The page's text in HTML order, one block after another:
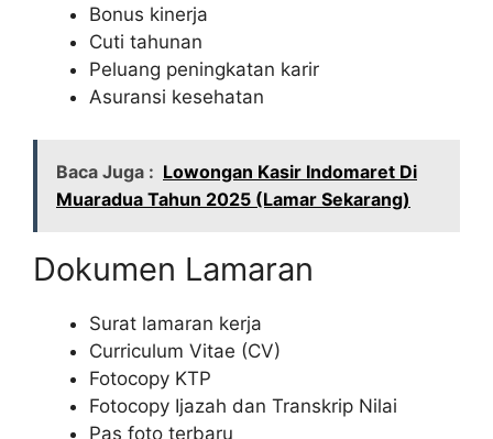
Bonus kinerja
Cuti tahunan
Peluang peningkatan karir
Asuransi kesehatan
Baca Juga : Lowongan Kasir Indomaret Di
Muaradua Tahun 2025 (Lamar Sekarang)
Dokumen Lamaran
Surat lamaran kerja
Curriculum Vitae (CV)
Fotocopy KTP
Fotocopy Ijazah dan Transkrip Nilai
Pas foto terbaru